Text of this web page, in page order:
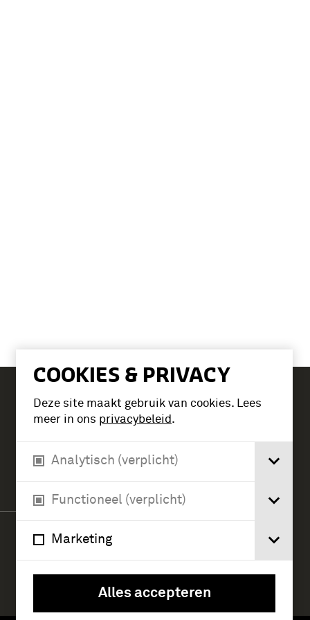
COOKIES & PRIVACY
Deze site maakt gebruik van cookies. Lees
meer in ons privacybeleid.
Analytisch (verplicht)
Functioneel (verplicht)
Marketing
Alles accepteren
Tickets
Verlengde Paltzerweg 1